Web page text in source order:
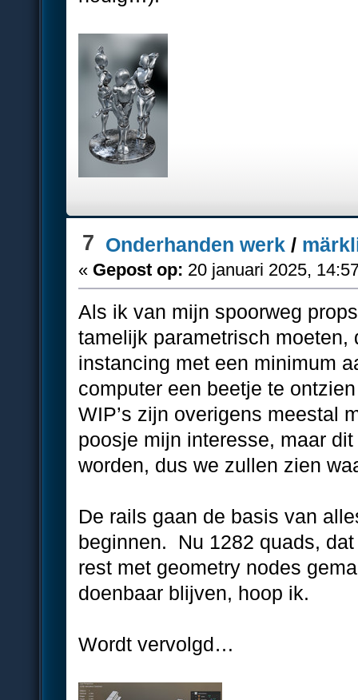
7 Onderhanden werk /
« Gepost op: 20 januari 2025,
Als ik van mijn spoorweg
tamelijk parametrisch
instancing met een minimum
computer een beetje te
WIP’s zijn overigens meestal
poosje mijn interesse, maar
worden, dus we zullen zien
De rails gaan de basis van
beginnen. Nu 1282 quads,
rest met geometry nodes
doenbaar blijven, hoop ik.
Wordt vervolgd…